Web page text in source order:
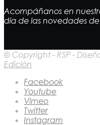
Acompáñanos en
día de las novedades
© Copyright - RSP -
Edición
Facebook
Youtube
Vimeo
Twitter
Instagram